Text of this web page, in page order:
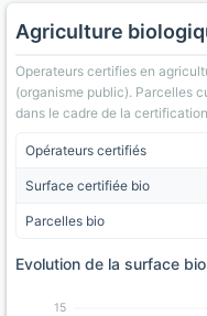
Agriculture
Operateurs certifies en
(organisme public). Parcelles
dans le cadre de la
Opérateurs certifiés
Surface certifiée bio
Parcelles bio
Evolution de la surface bio
15